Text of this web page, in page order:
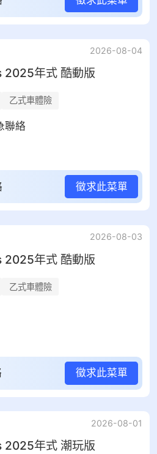
2026-08-04
2025年式 酷動版
乙式車體險
聯絡
徵求此菜單
2026-08-03
2025年式 酷動版
乙式車體險
徵求此菜單
2026-08-01
2025年式 潮玩版